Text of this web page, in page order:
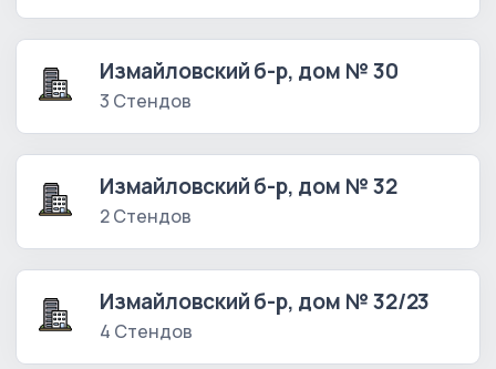
Измайловский б-р, дом № 30
3 Стендов
Измайловский б-р, дом № 32
2 Стендов
Измайловский б-р, дом № 32/23
4 Стендов